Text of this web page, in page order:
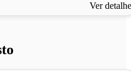
Ver